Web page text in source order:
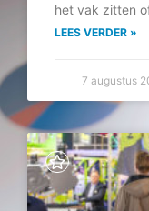
het vak zitten
LEES VERDER »
7 augustus